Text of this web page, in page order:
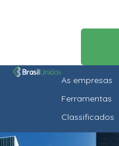
As empresas
Ferramentas
Classificados